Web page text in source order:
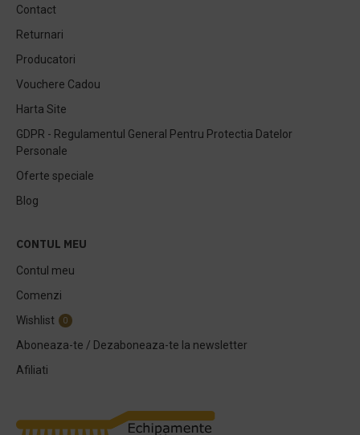
Contact
Returnari
Producatori
Vouchere Cadou
Harta Site
GDPR - Regulamentul General Pentru Protectia Datelor
Personale
Oferte speciale
Blog
CONTUL MEU
Contul meu
Comenzi
Wishlist
0
Aboneaza-te / Dezaboneaza-te la newsletter
Afiliati